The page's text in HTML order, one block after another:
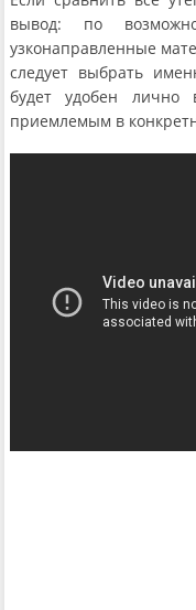
вывод: по
узконаправленные
следует выбрать
будет удобен лично
приемлемым в